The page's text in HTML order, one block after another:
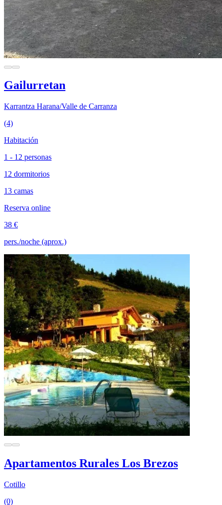
Gailurretan
Karrantza Harana/Valle de Carranza
(4)
Habitación
1 - 12 personas
12 dormitorios
13 camas
Reserva online
38 €
pers./noche (aprox.)
Apartamentos Rurales Los Brezos
Cotillo
(0)